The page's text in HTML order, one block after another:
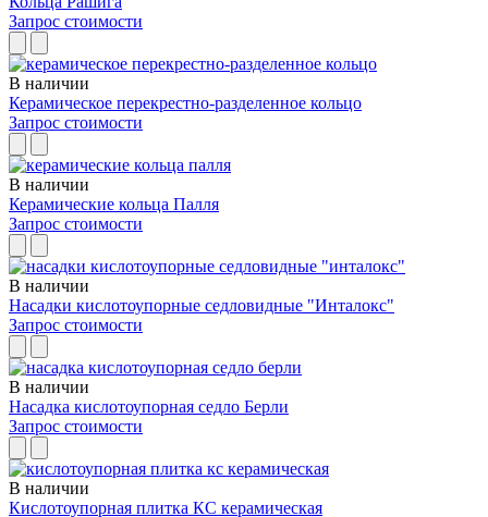
Запрос стоимости
В наличии
Керамическое перекрестно-разделенное кольцо
Запрос стоимости
В наличии
Керамические кольца Палля
Запрос стоимости
В наличии
Насадки кислотоупорные седловидные "Инталокс"
Запрос стоимости
В наличии
Насадка кислотоупорная седло Берли
Запрос стоимости
В наличии
Кислотоупорная плитка КС керамическая